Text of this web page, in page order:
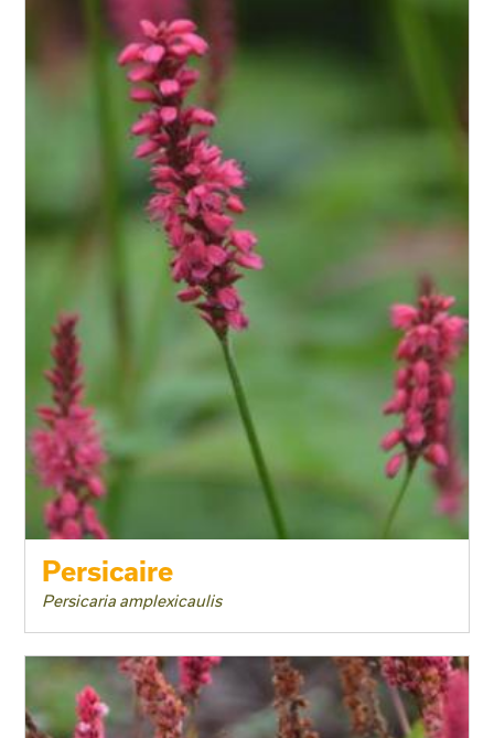
Exposition
Feuillage
Type de sol
Persicaire
Persicaria amplexicaulis
Taille adulte
Floraison